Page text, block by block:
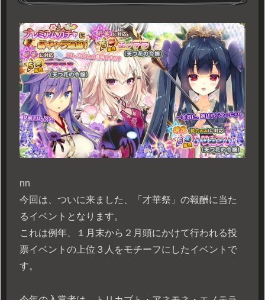
nn
今回は、ついに来ました、「才華祭」の報酬に当た
るイベントとなります。
これは例年、１月末から２月頭にかけて行われる投
票イベントの上位３人をモチーフにしたイベントで
す。